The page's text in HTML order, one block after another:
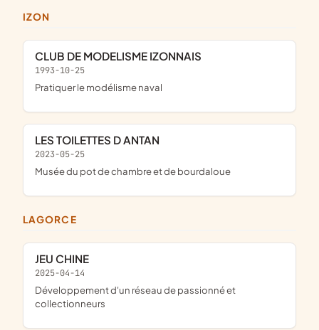
IZON
CLUB DE MODELISME IZONNAIS
1993-10-25
Pratiquer le modélisme naval
LES TOILETTES D ANTAN
2023-05-25
musée du pot de chambre et de bourdaloue
LAGORCE
JEU CHINE
2025-04-14
développement d'un réseau de passionné et
collectionneurs